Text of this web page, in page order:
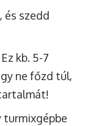
és szedd
kb. 5-7
ne főzd túl,